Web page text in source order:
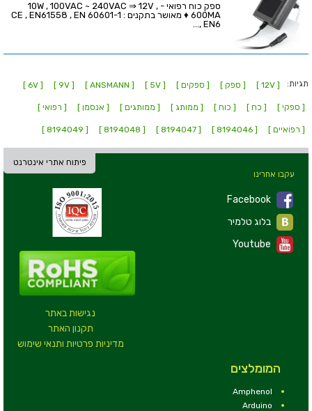
ספק כוח רפואי - 10W , 100VAC ~ 240VAC ⇒ 12V ,
600MA ♦ מאושר בתקנים : CE , EN61558 , EN 60601-1
, EN6...
תגיות: [ 12V ] [ ספק ] [ ספקים ] [ 5V ]
[ ANSMANN ]
[ 9V ]
[ 6V ]
[ ספקי ] [ כח ] [ כוח ] [ ממותג ] [ ממותגים ] [ אנסמן ] [ רפואי ]
[ רפואיים ] [ 8194046 ]
[ 8194047 ]
[ 8194048 ]
[ 8194049 ]
פיתוח אתרי אינטרנט
נגישות באתר
תקנון האתר
מדיניות פרטיות ותנאי שימוש
עקבו אחרינו
Facebook
Youtube
המומלצים
Amphenol
Arduino